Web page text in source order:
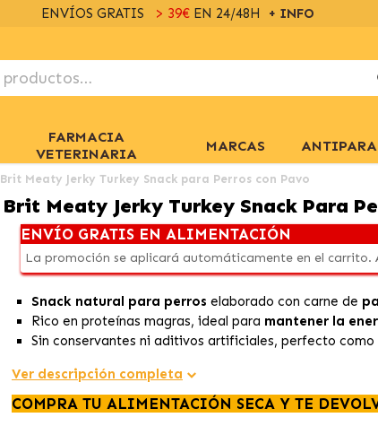
ENVÍOS GRATIS > 39€EN 24/48H + INFO
FARMACIA
VETERINARIA
MARCAS
Brit Meaty Jerky Turkey Snack para Perros con Pavo
Brit Meaty Jerky Turkey Snack Para
ENVÍO GRATIS EN ALIMENTACIÓN
La promoción se aplicará automáticamente en el carrito.
Snack natural para perros elaborado con carne de
Rico en proteínas magras, ideal para mantener la
Sin conservantes ni aditivos artificiales, perfecto como
Ver descripción completa
COMPRA TU ALIMENTACIÓN SECA Y TE